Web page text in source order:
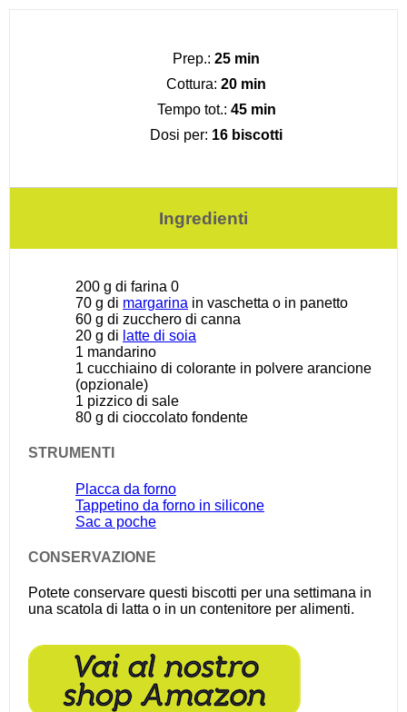
Prep.: 25 min
Cottura: 20 min
Tempo tot.: 45 min
Dosi per: 16 biscotti
Ingredienti
200 g di farina 0
70 g di margarina in vaschetta o in panetto
60 g di zucchero di canna
20 g di latte di soia
1 mandarino
1 cucchiaino di colorante in polvere arancione
(opzionale)
1 pizzico di sale
80 g di cioccolato fondente
STRUMENTI
Placca da forno
Tappetino da forno in silicone
Sac a poche
CONSERVAZIONE
Potete conservare questi biscotti per una settimana in
una scatola di latta o in un contenitore per alimenti.